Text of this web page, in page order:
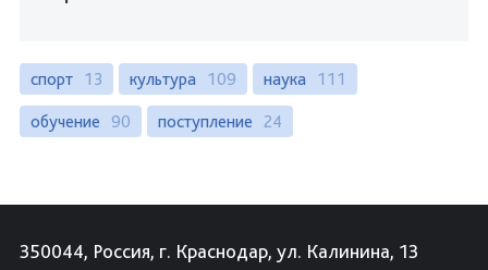
спорт 13 культура 109 наука 111
обучение 90 поступление 24
350044, Россия, г. Краснодар, ул. Калинина, 13